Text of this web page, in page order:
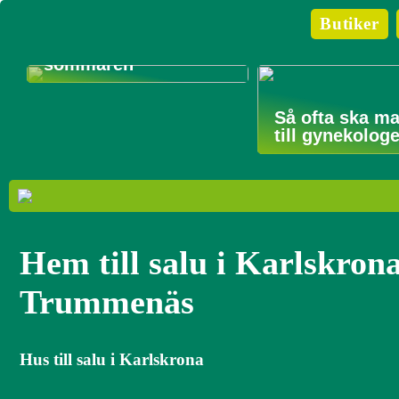
Butiker
sommaren
Så ofta ska
till
Hem till salu i
Trummenäs
Hus till salu i Karlskrona